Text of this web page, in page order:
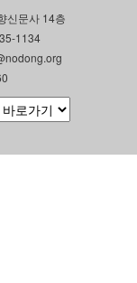
신문사 14층
1134